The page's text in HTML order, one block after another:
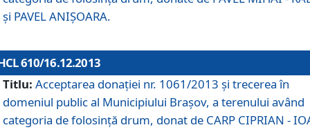
şi PAVEL ANIŞOARA.
610/16.12.2013
Titlu: Acceptarea donaţiei nr. 1061/2013 şi trecerea în
domeniul public al Municipiului Braşov, a terenului având
categoria de folosinţă drum, donat de CARP CIPRIAN -